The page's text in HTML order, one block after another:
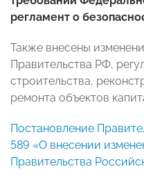
регламент о
Также внесены
Правительства РФ,
строительства,
ремонта объектов
Постановление
589 «О внесении
Правительства